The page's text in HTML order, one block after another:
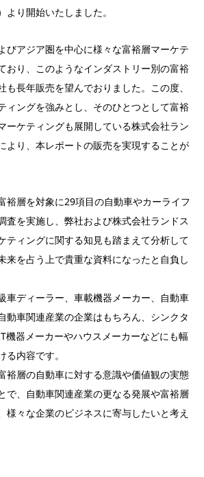
り開始いたしました。
びアジア圏を中心に様々な富裕層マーケテ
おり、このようなインダストリー別の富裕
も長年販売を望んでおりました。この度、
ィングを強みとし、そのひとつとして富裕
ーケティングも展開している株式会社ラン
より、本レポートの販売を実現することが
裕層を対象に29項目の自動車やカーライフ
査を実施し、弊社および株式会社ランドス
ティングに関する知見も踏まえて分析して
来を占う上で貴重な資料になったと自負し
車ディーラー、車載機器メーカー、自動車
動車関連産業の企業はもちろん、シンクタ
機器メーカーやハウスメーカーなどにも幅
内容です。
裕層の自動車に対する意識や価値観の実態
で、自動車関連産業の更なる発展や富裕層
様々な企業のビジネスに寄与したいと考え